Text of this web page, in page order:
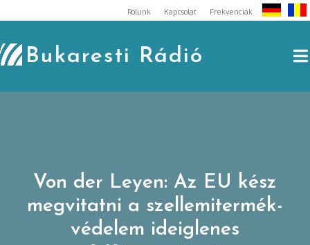
to
content
Rólunk Kapcsolat Frekvenciák
Bukaresti Rádió
Von der Leyen: Az EU kész
megvitatni a szellemitermék-
védelem ideiglenes